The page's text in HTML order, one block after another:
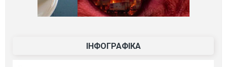
ІНФОГРАФІКА